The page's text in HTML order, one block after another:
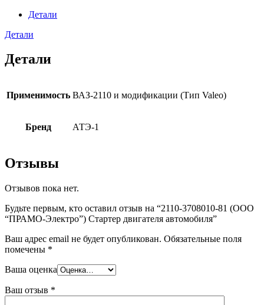
Детали
Детали
Детали
Применимость ВАЗ-2110 и модификации (Тип Valeo)
Бренд АТЭ-1
Отзывы
Отзывов пока нет.
Будьте первым, кто оставил отзыв на “2110-3708010-81 (ООО
“ПРАМО-Электро”) Стартер двигателя автомобиля”
Ваш адрес email не будет опубликован. Обязательные поля
помечены *
Ваша оценка
Ваш отзыв *